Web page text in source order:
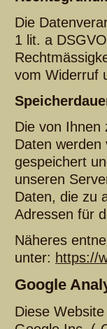
Die
1 lit. a
vom Widerruf
Die von Ihnen
Daten
gespeichert
unseren
Daten, die zu
Adressen für
Näheres
unter: https://
Google
Diese